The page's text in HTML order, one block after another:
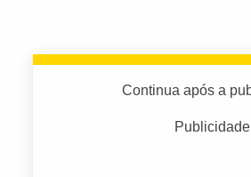
Continua após a
Publicidade